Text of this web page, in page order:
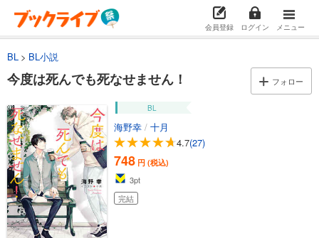
会員登録 ログイン メニュー
BL BL小説
今度は死んでも死なせません！ フォロー
BL
海野幸 / 十月
4.7(27)
748 円 (税込)
3pt
完結